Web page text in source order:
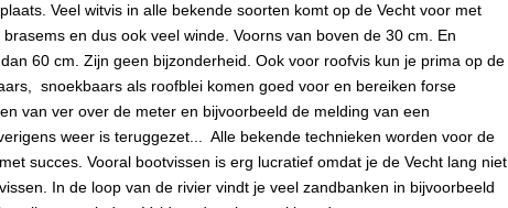
Veel witvis in alle bekende soorten komt op de Vecht voor met
en dus ook veel winde. Voorns van boven de 30 cm. En
60 cm. Zijn geen bijzonderheid. Ook voor roofvis kun je prima op de
snoekbaars als roofblei komen goed voor en bereiken forse
van ver over de meter en bijvoorbeeld de melding van een
weer is teruggezet... Alle bekende technieken worden voor de
succes. Vooral bootvissen is erg lucratief omdat je de Vecht lang niet
In de loop van de rivier vindt je veel zandbanken in bijvoorbeeld